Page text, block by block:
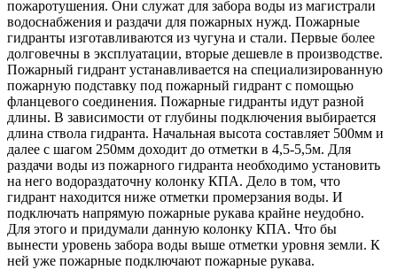
пожаротушения. Они служат для забора воды из магистрали
водоснабжения и раздачи для пожарных нужд. Пожарные
гидранты изготавливаются из чугуна и стали. Первые более
долговечны в эксплуатации, вторые дешевле в производстве.
Пожарный гидрант устанавливается на специализированную
пожарную подставку под пожарный гидрант с помощью
фланцевого соединения. Пожарные гидранты идут разной
длины. В зависимости от глубины подключения выбирается
длина ствола гидранта. Начальная высота составляет 500мм и
далее с шагом 250мм доходит до отметки в 4,5-5,5м. Для
раздачи воды из пожарного гидранта необходимо установить
на него водораздаточну колонку КПА. Дело в том, что
гидрант находится ниже отметки промерзания воды. И
подключать напрямую пожарные рукава крайне неудобно.
Для этого и придумали данную колонку КПА. Что бы
вынести уровень забора воды выше отметки уровня земли. К
ней уже пожарные подключают пожарные рукава.